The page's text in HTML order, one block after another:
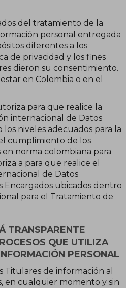
del tratamiento de la
personal entregada
diferentes a los
de privacidad y los fines
dieron su consentimiento.
en Colombia o en el
para que realice la
internacional de Datos
los niveles adecuados para la
cumplimiento de los
norma colombiana para
a para que realice el
de Datos
Encargados ubicados dentro
para el Tratamiento de
TRANSPARENTE
QUE UTILIZA
PERSONAL
Titulares de información al
en cualquier momento y sin